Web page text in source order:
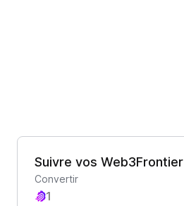
Suivre vos Web3Frontier
Convertir